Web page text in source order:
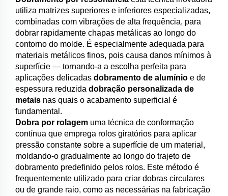
utiliza matrizes superiores e inferiores especializadas,
combinadas com vibrações de alta frequência, para
dobrar rapidamente chapas metálicas ao longo do
contorno do molde. É especialmente adequada para
materiais metálicos finos, pois causa danos mínimos à
superfície — tornando-a a escolha perfeita para
aplicações delicadas dobramento de alumínio e de
espessura reduzida dobração personalizada de
metais nas quais o acabamento superficial é
fundamental.
Dobra por rolagem uma técnica de conformação
contínua que emprega rolos giratórios para aplicar
pressão constante sobre a superfície de um material,
moldando-o gradualmente ao longo do trajeto de
dobramento predefinido pelos rolos. Este método é
frequentemente utilizado para criar dobras circulares
ou de grande raio, como as necessárias na fabricação